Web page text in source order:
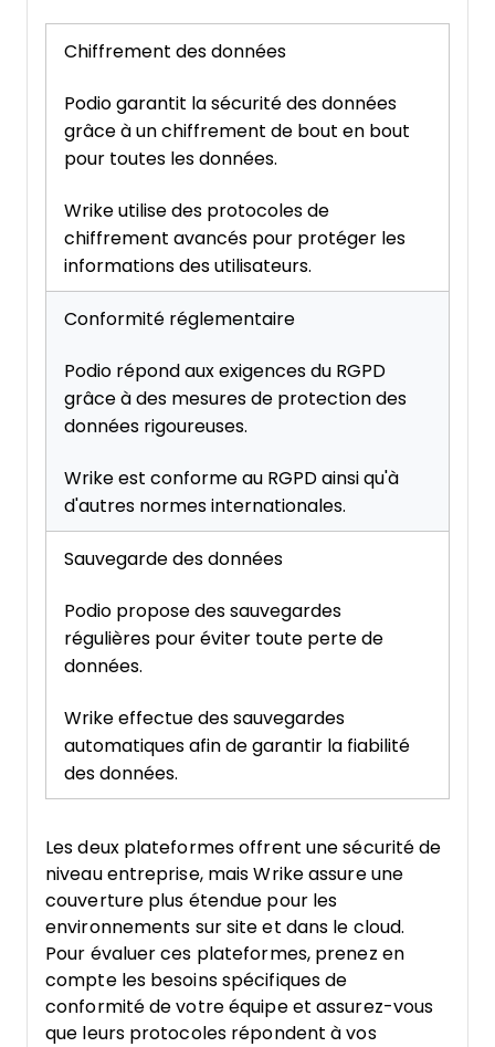
Chiffrement des données
Podio garantit la sécurité des données
grâce à un chiffrement de bout en bout
pour toutes les données.
Wrike utilise des protocoles de
chiffrement avancés pour protéger les
informations des utilisateurs.
Conformité réglementaire
Podio répond aux exigences du RGPD
grâce à des mesures de protection des
données rigoureuses.
Wrike est conforme au RGPD ainsi qu'à
d'autres normes internationales.
Sauvegarde des données
Podio propose des sauvegardes
régulières pour éviter toute perte de
données.
Wrike effectue des sauvegardes
automatiques afin de garantir la fiabilité
des données.
Les deux plateformes offrent une sécurité de
niveau entreprise, mais Wrike assure une
couverture plus étendue pour les
environnements sur site et dans le cloud.
Pour évaluer ces plateformes, prenez en
compte les besoins spécifiques de
conformité de votre équipe et assurez-vous
que leurs protocoles répondent à vos